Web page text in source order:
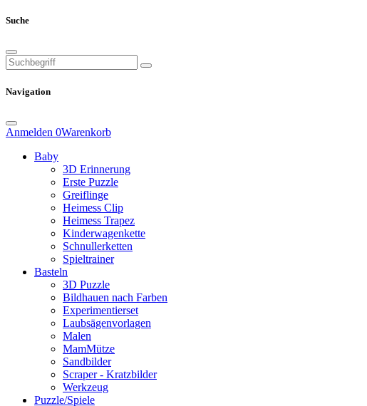
Suche
Navigation
Anmelden 0Warenkorb
Baby
3D Erinnerung
Erste Puzzle
Greiflinge
Heimess Clip
Heimess Trapez
Kinderwagenkette
Schnullerketten
Spieltrainer
Basteln
3D Puzzle
Bildhauen nach Farben
Experimentierset
Laubsägenvorlagen
Malen
MamMütze
Sandbilder
Scraper - Kratzbilder
Werkzeug
Puzzle/Spiele